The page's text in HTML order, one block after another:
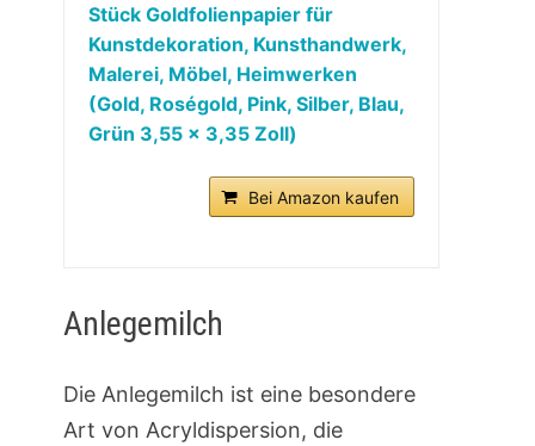
Stück Goldfolienpapier für
Kunstdekoration, Kunsthandwerk,
Malerei, Möbel, Heimwerken
(Gold, Roségold, Pink, Silber, Blau,
Grün 3,55 x 3,35 Zoll)
Bei Amazon kaufen
Anlegemilch
Die Anlegemilch ist eine besondere
Art von Acryldispersion, die